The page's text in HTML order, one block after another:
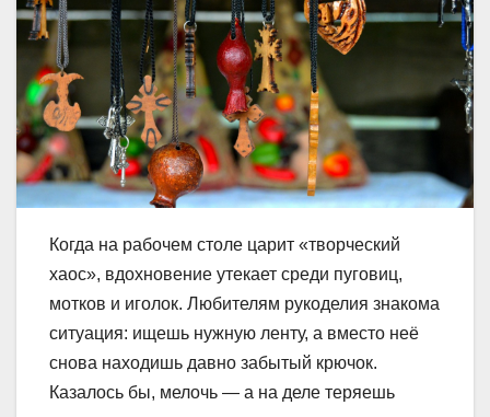
Когда на рабочем столе царит «творческий
хаос», вдохновение утекает среди пуговиц,
мотков и иголок. Любителям рукоделия знакома
ситуация: ищешь нужную ленту, а вместо неё
снова находишь давно забытый крючок.
Казалось бы, мелочь — а на деле теряешь